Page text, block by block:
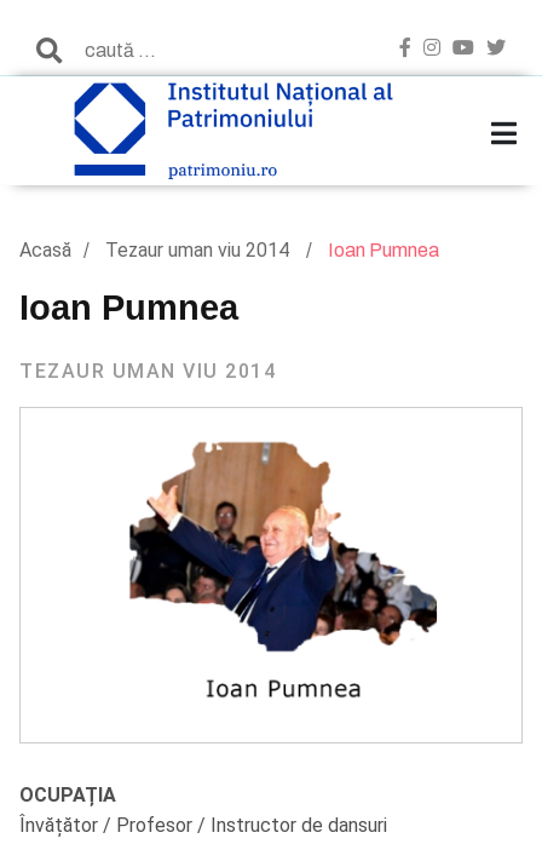
Acasă Tezaur uman viu 2014 Ioan Pumnea
Ioan Pumnea
TEZAUR UMAN VIU 2014
OCUPAȚIA
Învățător / Profesor / Instructor de dansuri